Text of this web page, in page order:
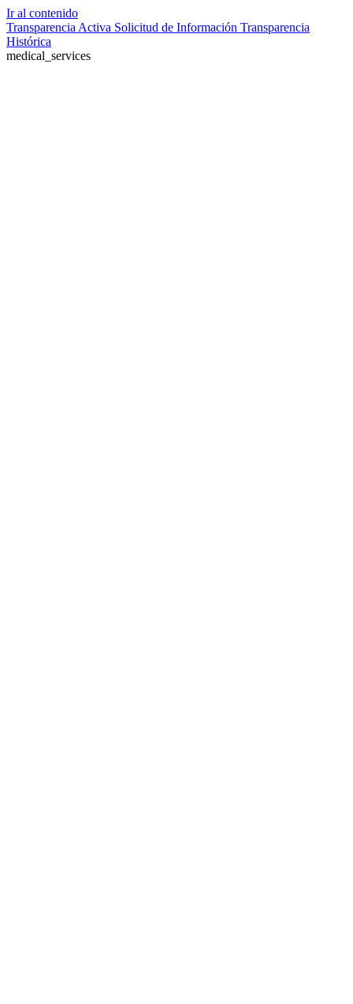
Ir al contenido
Transparencia Activa Solicitud de Información Transparencia
Histórica
medical_services